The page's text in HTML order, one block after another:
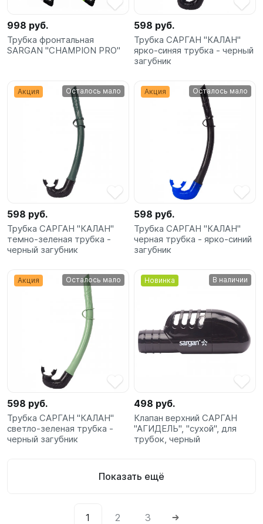
998 руб.
Трубка фронтальная
SARGAN "CHAMPION PRO"
598 руб.
Трубка САРГАН "КАЛАН"
ярко-синяя трубка - черный
загубник
Акция Осталось мало
598 руб.
Трубка САРГАН "КАЛАН"
темно-зеленая трубка -
черный загубник
Акция Осталось мало
598 руб.
Трубка САРГАН "КАЛАН"
черная трубка - ярко-синий
загубник
Акция Осталось мало
598 руб.
Трубка САРГАН "КАЛАН"
светло-зеленая трубка -
черный загубник
Новинка В наличии
498 руб.
Клапан верхний САРГАН
"АГИДЕЛЬ", "сухой", для
трубок, черный
Показать ещё
1 2 3